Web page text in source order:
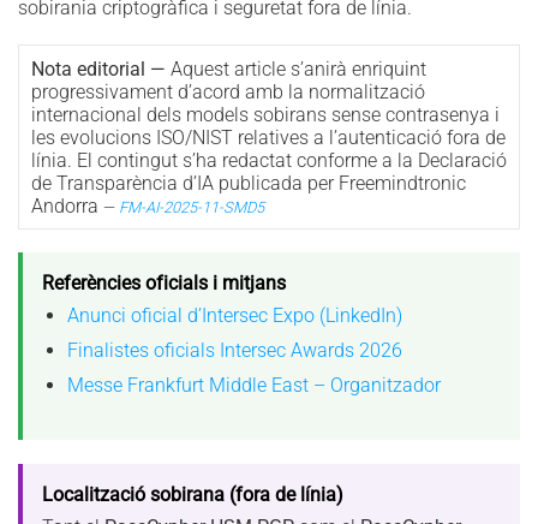
sobirania criptogràfica i seguretat fora de línia.
Nota editorial — Aquest article s’anirà enriquint
progressivament d’acord amb la normalització
internacional dels models sobirans sense contrasenya i
les evolucions ISO/NIST relatives a l’autenticació fora de
línia. El contingut s’ha redactat conforme a la Declaració
de Transparència d’IA publicada per Freemindtronic
Andorra — FM-AI-2025-11-SMD5
Referències oficials i mitjans
Anunci oficial d’Intersec Expo (LinkedIn)
Finalistes oficials Intersec Awards 2026
Messe Frankfurt Middle East – Organitzador
Localització sobirana (fora de línia)